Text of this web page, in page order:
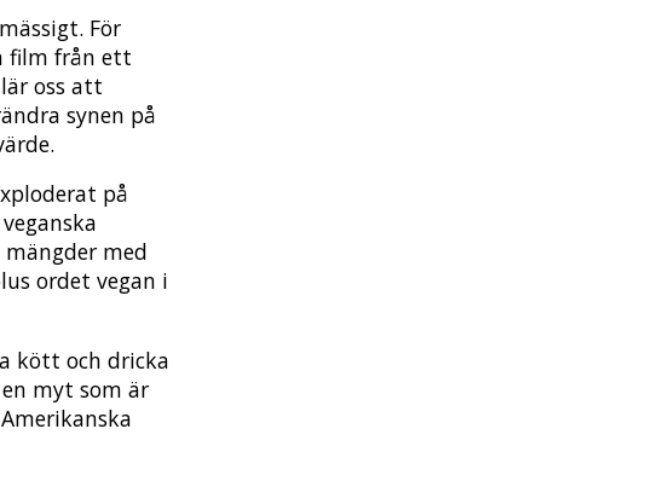
För
film från ett
oss att
synen på
på
med
ordet vegan i
kött och dricka
myt som är